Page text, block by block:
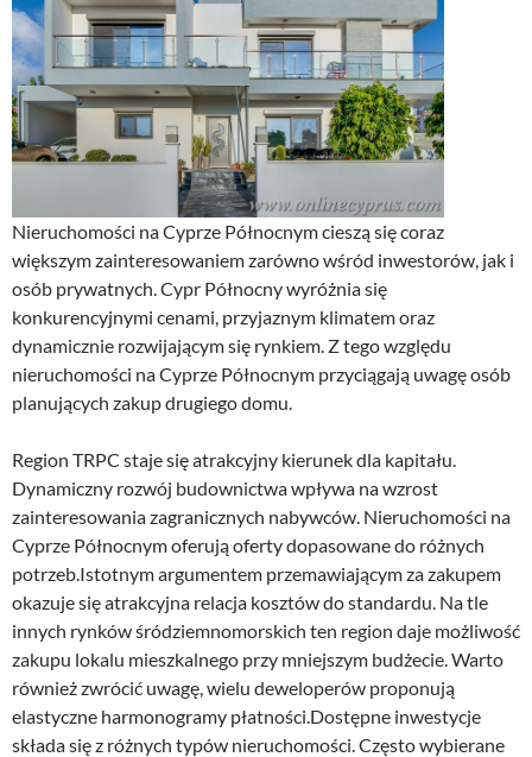
Nieruchomości na Cyprze Północnym cieszą się coraz
większym zainteresowaniem zarówno wśród inwestorów, jak i
osób prywatnych. Cypr Północny wyróżnia się
konkurencyjnymi cenami, przyjaznym klimatem oraz
dynamicznie rozwijającym się rynkiem. Z tego względu
nieruchomości na Cyprze Północnym przyciągają uwagę osób
planujących zakup drugiego domu.
Region TRPC staje się atrakcyjny kierunek dla kapitału.
Dynamiczny rozwój budownictwa wpływa na wzrost
zainteresowania zagranicznych nabywców. Nieruchomości na
Cyprze Północnym oferują oferty dopasowane do różnych
potrzeb.Istotnym argumentem przemawiającym za zakupem
okazuje się atrakcyjna relacja kosztów do standardu. Na tle
innych rynków śródziemnomorskich ten region daje możliwość
zakupu lokalu mieszkalnego przy mniejszym budżecie. Warto
również zwrócić uwagę, wielu deweloperów proponują
elastyczne harmonogramy płatności.Dostępne inwestycje
składa się z różnych typów nieruchomości. Często wybierane